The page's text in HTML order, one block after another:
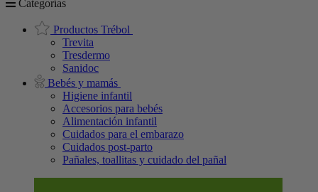
Categorías
Productos Trébol
Trevita
Tresdermo
Sanidoc
Bebés y mamás
Higiene infantil
Accesorios para bebés
Alimentación infantil
Cuidados para el embarazo
Cuidados post-parto
Pañales, toallitas y cuidado del pañal